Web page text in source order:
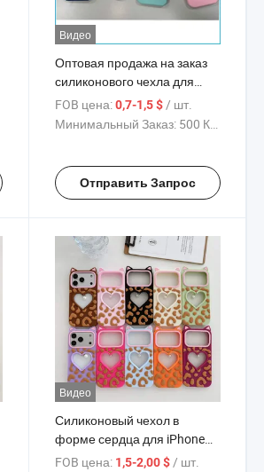
Видео
Оптовая продажа на заказ
силиконового чехла для
мобильного телефона с
большим окном для
FOB цена: 0,7-1,5 $ / шт.
Минимальный Заказ: 500 Куски
Отправить Запрос
Видео
Силиконовый чехол в
форме сердца для iPhone
17 PRO Max, романтичный
FOB цена: 1,5-2,00 $/ шт.